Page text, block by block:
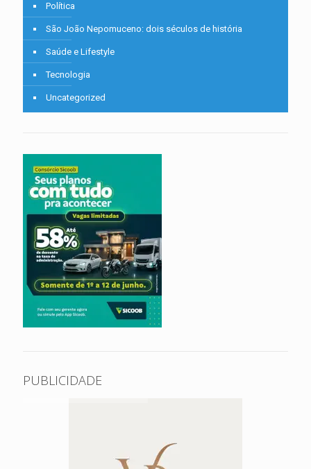
Política
São João Nepomuceno: dois séculos de história
Saúde e Lifestyle
Tecnologia
Uncategorized
PUBLICIDADE